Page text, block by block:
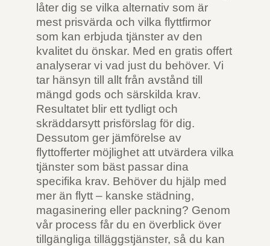
låter dig se vilka alternativ som är
mest prisvärda och vilka flyttfirmor
som kan erbjuda tjänster av den
kvalitet du önskar. Med en gratis offert
analyserar vi vad just du behöver. Vi
tar hänsyn till allt från avstånd till
mängd gods och särskilda krav.
Resultatet blir ett tydligt och
skräddarsytt prisförslag för dig.
Dessutom ger jämförelse av
flyttofferter möjlighet att utvärdera vilka
tjänster som bäst passar dina
specifika krav. Behöver du hjälp med
mer än flytt – kanske städning,
magasinering eller packning? Genom
vår process får du en överblick över
tillgängliga tilläggstjänster, så du kan